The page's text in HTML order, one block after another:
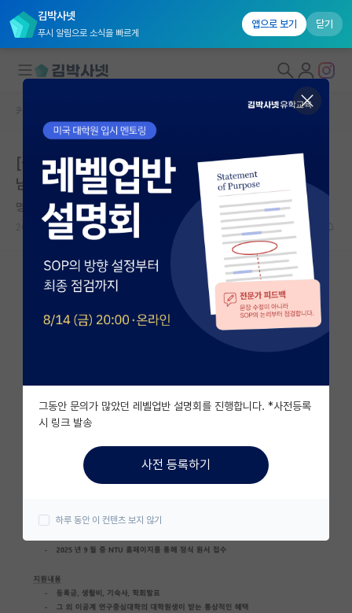
김박사넷
푸시 알림으로 소식을 빠르게
앱으로 보기 닫기
대학원생 모집
국내대학원 정보
연구실&오픈랩
커뮤니티
커뮤니티 홈
전체글보기
베스트 게시판
자유 게시판(아무개랩)
미국 유학 게시판
미국 대학원 합격 후기 게시판
대학원생 모집 게시판
연구실(PI) 홍보 게시판
석박사 채용 정보 게시판
임용 정보 게시판
커뮤니티 홈
[싱가포르 난양공과대학교] 전자전기공학과 이석우 교수
님 Nano Energy 연구실 박사과정생 모집
명석한 토마스 홉스
2025.11.06 5199
그동안 문의가 많았던 레벨업반 설명회를 진행합니다. *사전등록
시 링크 발송
사전 등록하기
하루 동안 이 컨텐츠 보지 않기